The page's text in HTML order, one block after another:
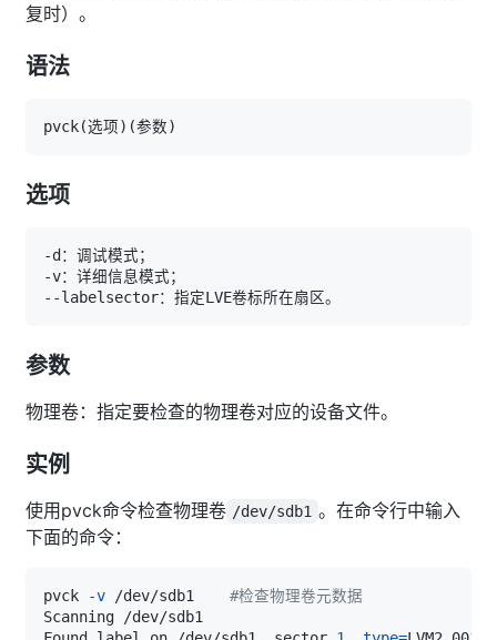
复时）。
语法
pvck(选项) (参数)
选项
参数
物理卷：指定要检查的物理卷对应的设备文件。
实例
使用pvck命令检查物理卷 /dev/sdb1 。在命令行中输入
下面的命令：
pvck -v /dev/sdb1 #检查物理卷元数据